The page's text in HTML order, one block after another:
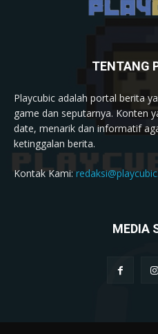
TENTANG
Playcubic adalah portal berita
game dan seputarnya. Konten
date, menarik dan informatif
ketinggalan berita.
Kontak Kami:
MEDIA